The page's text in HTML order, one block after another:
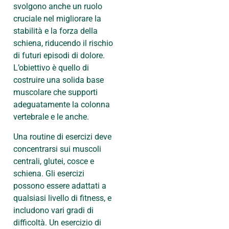
svolgono anche un ruolo
cruciale nel migliorare la
stabilità e la forza della
schiena, riducendo il rischio
di futuri episodi di dolore.
L’obiettivo è quello di
costruire una solida base
muscolare che supporti
adeguatamente la colonna
vertebrale e le anche.
Una routine di esercizi deve
concentrarsi sui muscoli
centrali, glutei, cosce e
schiena. Gli esercizi
possono essere adattati a
qualsiasi livello di fitness, e
includono vari gradi di
difficoltà. Un esercizio di